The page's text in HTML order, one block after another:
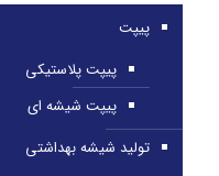
پیپت
پیپت پلاستیکی
پیپت شیشه ای
تولید شیشه بهداشتی